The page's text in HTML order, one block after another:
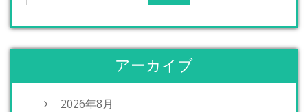
アーカイブ
2026年8月